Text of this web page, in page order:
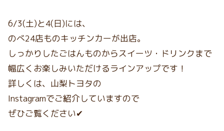
6/3(土)と4(日)には、
のべ24店ものキッチンカーが出店。
しっかりしたごはんものからスイーツ・ドリンクまで
幅広くお楽しみいただけるラインアップです！
詳しくは、山梨トヨタの
Instagramでご紹介していますので
ぜひご覧ください✔